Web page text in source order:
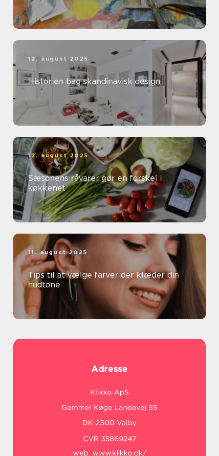
12. august 2025
Historien bag skandinavisk design
12. august 2025
Sæsonens råvarer gør en forskel i
køkkenet
11. august 2025
Tips til at vælge farver der klæder din
hudtone
Adresse
web: www.klikko.dk/